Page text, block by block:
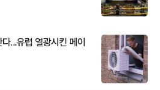
...유럽 열광시킨 메이